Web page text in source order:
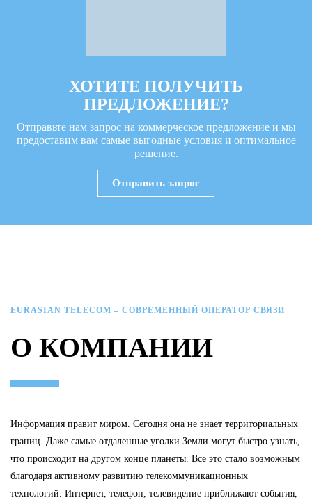
ХОТИТЕ ПОЛУЧИТЬ
ПРЕДЛОЖЕНИЕ?
Отправьте нам запрос на коммерческое предложение и мы
предоставим вам самые выгодные условия и оптимальное
решение.
Отправить запрос
EURASIAN TELECOM – СОВРЕМЕННЫЙ ОПЕРАТОР СВЯЗИ
О КОМПАНИИ
Информация правит миром. Сегодня она не знает территориальных
границ. Даже самые отдаленные уголки Земли могут быстро узнать,
что происходит на другом конце планеты. Все это стало возможным
благодаря активному развитию телекоммуникационных
технологий. Интернет, телефон, телевидение приближают события,